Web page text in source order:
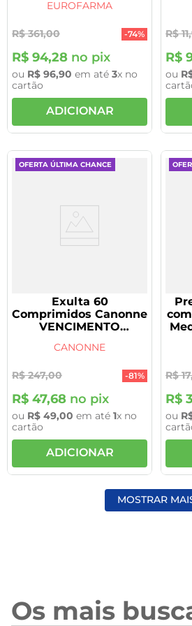
31/10/2026
EUROFARMA
R$ 361,00 -74%
R$ 94,28 no pix
ou R$ 96,90 em até 3x no
cartão
ADICIONAR
R$ 11,
R$
ou
OFERTA ÚLTIMA CHANCE
Exulta 60
Comprimidos Canonne
VENCIMENTO
CANONNE
R$ 247,00 -81%
R$ 47,68 no pix
ou R$ 49,00 em até 1x no
cartão
ADICIONAR
R$ 17
R$ 3
ou
MOSTRAR
Os mais